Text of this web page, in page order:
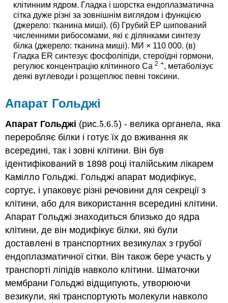
клітинним ядром. Гладка і шорстка ендоплазматична
сітка дуже різні за зовнішнім виглядом і функцією
(джерело: тканина миші). (б) Грубий ЕР шипований
численними рибосомами, які є ділянками синтезу
білка (джерело: тканина миші). МИ × 110 000. (в)
Гладка ER синтезує фосфоліпіди, стероїдні гормони,
регулює концентрацію клітинного Са 2 +, метаболізує
деякі вуглеводи і розщеплює певні токсини.
Апарат Гольджі
Апарат Гольджі (рис.5.6.5
5.6.5) - велика органела, яка
переробляє білки і готує їх до вживання як
всередині, так і зовні клітини. Він був
ідентифікований в 1898 році італійським лікарем
Камілло Гольджі. Гольджі апарат модифікує,
сортує, і упаковує різні речовини для секреції з
клітини, або для використання всередині клітини.
Апарат Гольджі знаходиться близько до ядра
клітини, де він модифікує білки, які були
доставлені в транспортних везикулах з грубої
ендоплазматичної сітки. Він також бере участь у
транспорті ліпідів навколо клітини. Шматочки
мембрани Гольджі відщипують, утворюючи
везикули, які транспортують молекули навколо